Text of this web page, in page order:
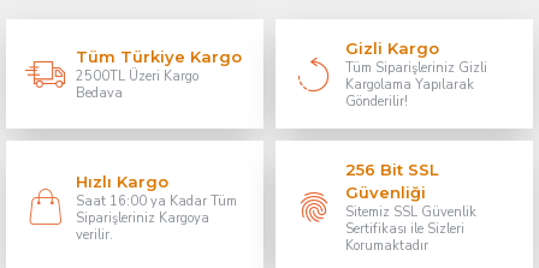
Tüm Türkiye Kargo
2500TL Üzeri Kargo
Bedava
Gizli Kargo
Tüm Siparişleriniz Gizli
Kargolama Yapılarak
Gönderilir!
Hızlı Kargo
Saat 16:00 ya Kadar Tüm
Siparişleriniz Kargoya
verilir.
256 Bit SSL
Güvenliği
Sitemiz SSL Güvenlik
Sertifikası ile Sizleri
Korumaktadır